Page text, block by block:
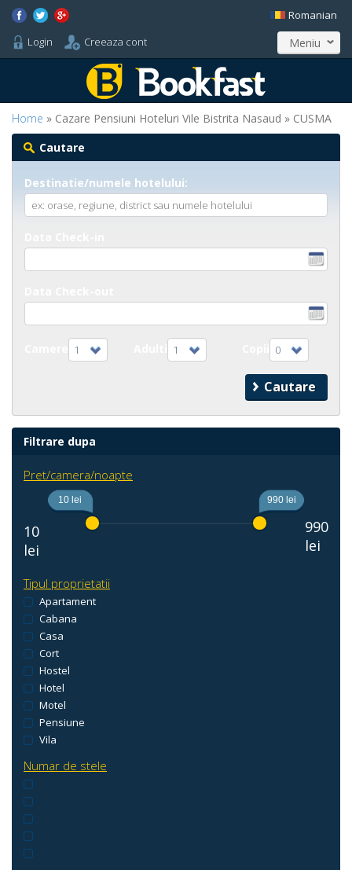
Login Creeaza cont
Romanian
Meniu
Home » Cazare Pensiuni Hoteluri Vile Bistrita Nasaud » CUSMA
Cautare
Destinatie/numele hotelului:
1 1 0
Filtrare dupa
Pret/camera/noapte
10
lei
10 lei 990 lei
990
lei
Tipul proprietatii
Apartament
Cabana
Casa
Cort
Hostel
Hotel
Motel
Pensiune
Vila
Numar de stele